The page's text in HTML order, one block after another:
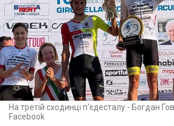
На третій сходинці п'єдесталу - Богдан
Facebook